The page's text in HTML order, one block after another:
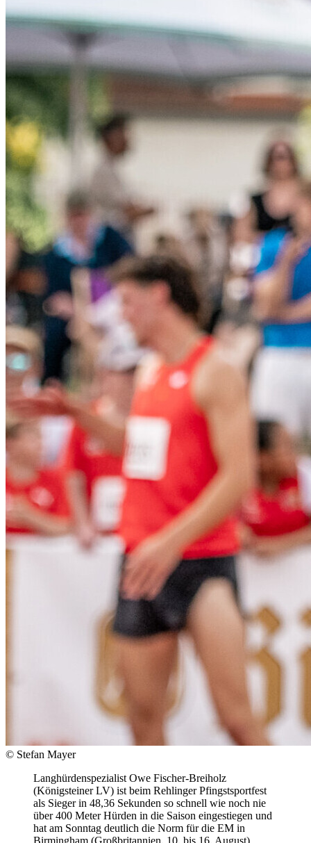
© Stefan Mayer
Langhürdenspezialist Owe Fischer-Breiholz
(Königsteiner LV) ist beim Rehlinger Pfingstsportfest
als Sieger in 48,36 Sekunden so schnell wie noch nie
über 400 Meter Hürden in die Saison eingestiegen und
hat am Sonntag deutlich die Norm für die EM in
Birmingham (Großbritannien, 10. bis 16. August)